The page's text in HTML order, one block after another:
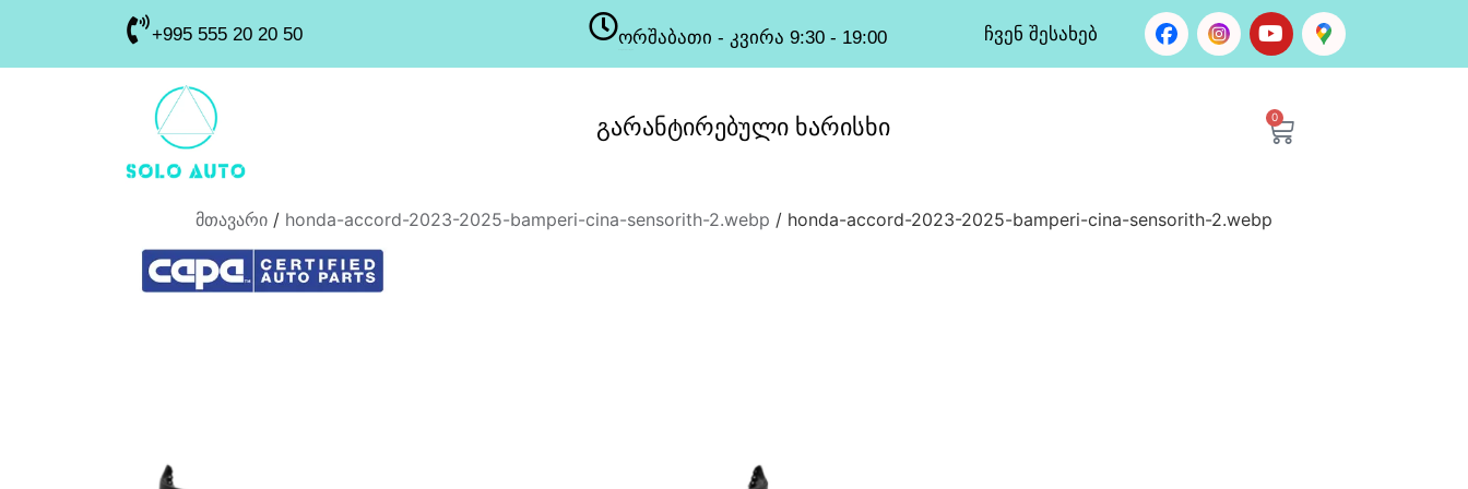
+995 555 20 20 50 ორშაბათი - კვირა 9:30 - 19:00 ჩვენ შესახებ
გარანტირებული ხარისხი 0
მთავარი / honda-accord-2023-2025-bamperi-cina-sensorith-2.webp / honda-accord-2023-2025-bamperi-cina-sensorith-2.webp